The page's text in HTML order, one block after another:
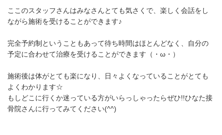
ここのスタッフさんはみなさんとても気さくで、楽しく会話をし
ながら施術を受けることができます♪
完全予約制ということもあって待ち時間はほとんどなく、自分の
予定に合わせて治療を受けることができます（・ω・）
施術後は体がとても楽になり、日々よくなっていることがとても
よくわかります☆
もしどこに行くか迷っている方がいらっしゃったらぜひ!!ひなた接
骨院さんに行ってみてください(^^)